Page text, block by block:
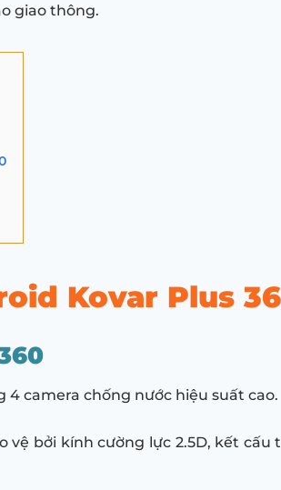
giao thông.
Kovar Plus
4 camera chống nước hiệu suất cao.
bởi kính cường lực 2.5D, kết